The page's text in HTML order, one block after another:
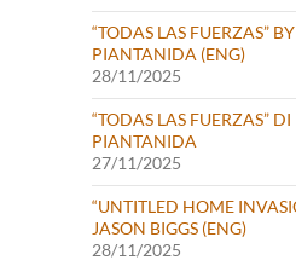
“TODAS LAS FUERZAS”
PIANTANIDA (ENG)
28/11/2025
“TODAS LAS FUERZAS”
PIANTANIDA
27/11/2025
“UNTITLED HOME
JASON BIGGS (ENG)
28/11/2025